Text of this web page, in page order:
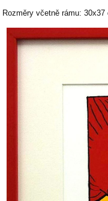
Rozměry včetně rámu: